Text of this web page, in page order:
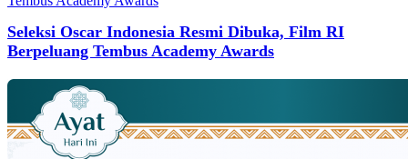
Seleksi Oscar Indonesia Resmi Dibuka, Film RI
Berpeluang Tembus Academy Awards